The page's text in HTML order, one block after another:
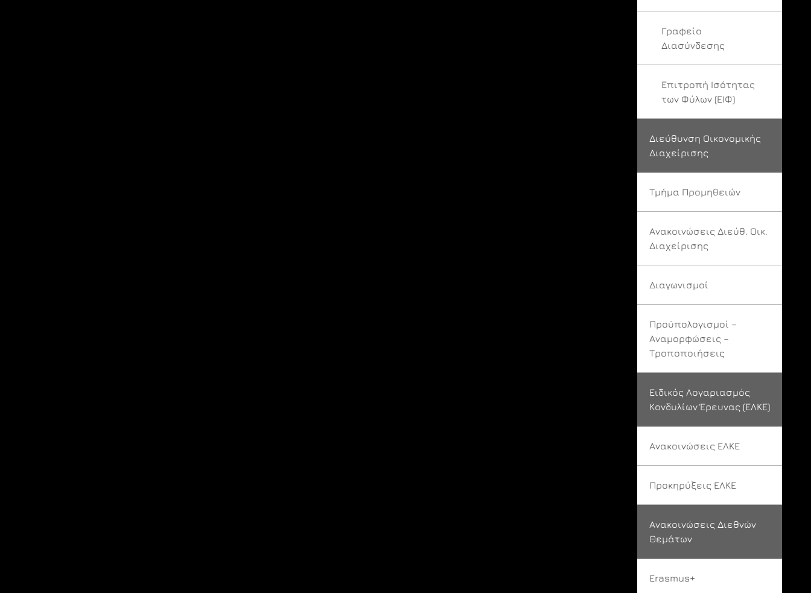
Γραφείο
Διασύνδεσης
Επιτροπή Ισότητας
των Φύλων (ΕΙΦ)
Διεύθυνση Οικονομικής
Διαχείρισης
Τμήμα Προμηθειών
Ανακοινώσεις Διεύθ. Οικ.
Διαχείρισης
Διαγωνισμοί
Προϋπολογισμοί –
Αναμορφώσεις –
Τροποποιήσεις
Ειδικός Λογαριασμός
Κονδυλίων Έρευνας (ΕΛΚΕ)
Ανακοινώσεις ΕΛΚΕ
Προκηρύξεις ΕΛΚΕ
Ανακοινώσεις Διεθνών
Θεμάτων
Erasmus+